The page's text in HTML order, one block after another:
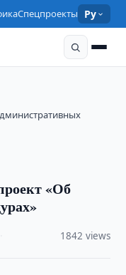
Спецпроекты Ру
«Об
1842 views